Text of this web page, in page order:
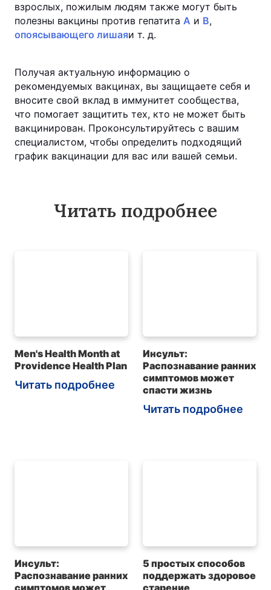
взрослых, пожилым людям также могут быть
полезны вакцины против гепатита А и В,
опоясывающего лишаяи т. д.
Получая актуальную информацию о
рекомендуемых вакцинах, вы защищаете себя и
вносите свой вклад в иммунитет сообщества,
что помогает защитить тех, кто не может быть
вакцинирован. Проконсультируйтесь с вашим
специалистом, чтобы определить подходящий
график вакцинации для вас или вашей семьи.
Читать подробнее
Men's Health Month at
Providence Health Plan
Читать подробнее
Инсульт:
Распознавание ранних
симптомов может
спасти жизнь
Читать подробнее
Инсульт:
Распознавание ранних
симптомов может
5 простых способов
поддержать здоровое
старение